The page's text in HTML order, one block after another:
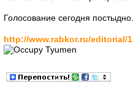
Голосование сегодня
http://www.rabkor.ru/editorial/